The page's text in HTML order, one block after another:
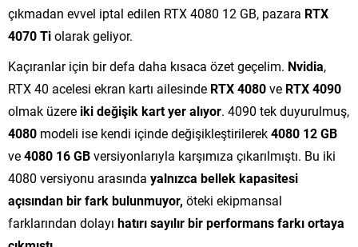
çıkmadan evvel iptal edilen RTX 4080 12 GB, pazara RTX
4070 Tiolarak geliyor.
Kaçıranlar için bir defa daha kısaca özet geçelim. Nvidia,
RTX 40 acelesi ekran kartı ailesinde RTX 4080ve RTX 4090
olmak üzere iki değişik kart yer alıyor. 4090 tek duyurulmuş,
4080 modeli ise kendi içinde değişikleştirilerek4080 12 GB
ve4080 16 GBversiyonlarıyla karşımıza çıkarılmıştı. Bu iki
4080 versiyonu arasında yalnızca bellek kapasitesi
açısından bir fark bulunmuyor, öteki ekipmansal
farklarından dolayı hatırı sayılır bir performans farkı ortaya